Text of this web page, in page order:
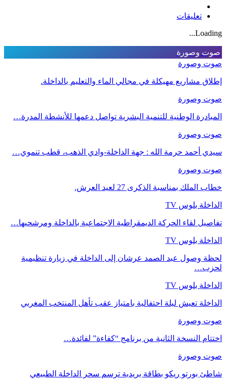
تعليقات
Loading...
صوت وصورة
صوت وصورة
إطلاق مشاريع مهيكلة في مجالي الماء والتعليم بالداخلة.
صوت وصورة
المبادرة الوطنية للتنمية البشرية تواصل دعمها للأنشطة المدرة…
صوت وصورة
سيدي أحمد حرمة الله : جهة الداخلة-وادي الذهب، قطب تنموي…
صوت وصورة
خطاب الملك بمناسبة الذكرى 27 لعيد العرش.
الداخلة بلوس TV
تفاصيل لقاء الحركة الديمقراطية الاجتماعية بالداخلة ومرشحيها…
الداخلة بلوس TV
لحظة وصول عبد الصمد عرشان إلى الداخلة في زيارة تنظيمية
لحزب…
الداخلة بلوس TV
الداخلة تعيش ليلة احتفالية بامتياز عقب تأهل المنتخب المغربي
صوت وصورة
اختتام النسخة الثانية من برنامج “كفاءة” لفائدة…
صوت وصورة
شاطئ بورتو ريكو بطاقة بريدية ترسم سحر الداخلة الطبيعي